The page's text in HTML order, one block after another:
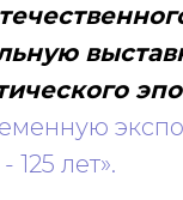
лет».